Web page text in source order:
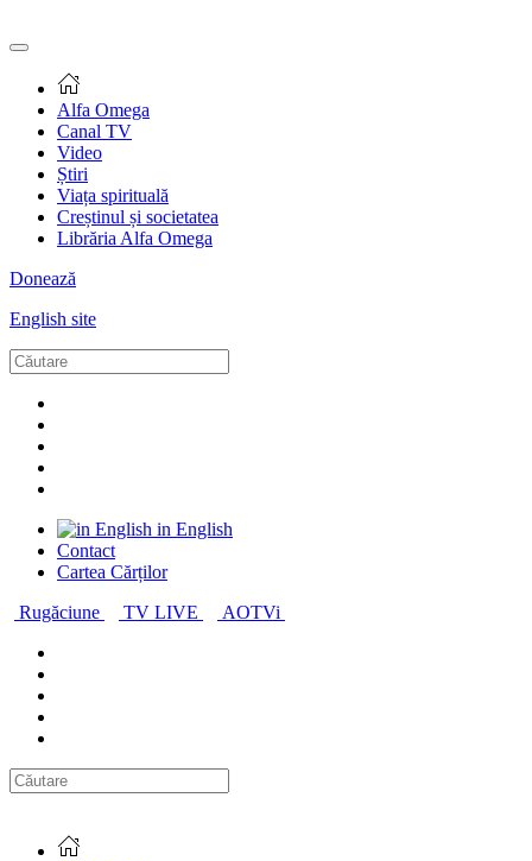
Alfa Omega
Canal TV
Video
Știri
Viața spirituală
Creștinul și societatea
Librăria Alfa Omega
Donează
English site
in English
Contact
Cartea Cărților
Rugăciune
TV LIVE AOTVi